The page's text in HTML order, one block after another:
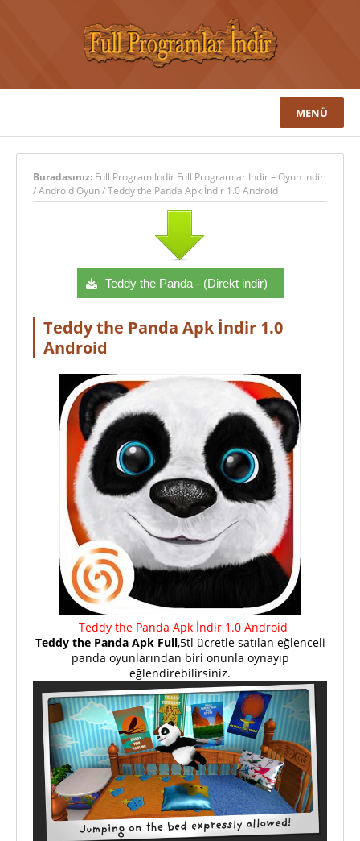
MENÜ
Buradasınız: Full Program İndir Full Programlar İndir – Oyun indir
/Android Oyun/Teddy the Panda Apk İndir 1.0 Android
Teddy the Panda - (Direkt indir)
Teddy the Panda Apk İndir 1.0
Android
Teddy the Panda Apk İndir 1.0 Android
Teddy the Panda Apk Full,5tl ücretle satılan eğlenceli
panda oyunlarından biri onunla oynayıp
eğlendirebilirsiniz.